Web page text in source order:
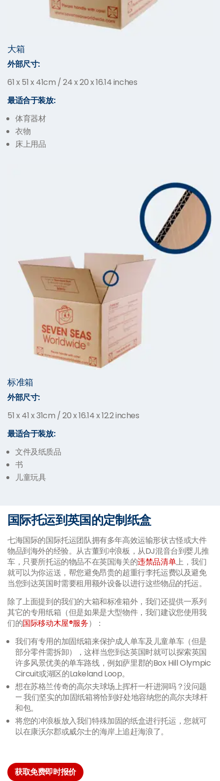
大箱
外部尺寸:
61 x 51 x 41cm / 24 x 20 x 16.14 inches
最适合于装放:
体育器材
衣物
床上用品
标准箱
外部尺寸:
51 x 41 x 31cm / 20 x 16.14 x 12.2 inches
最适合于装放:
文件及纸质品
书
儿童玩具
国际托运到英国的定制纸盒
七海国际的国际托运团队拥有多年高效运输形状古怪或大件
物品到海外的经验。从古董到冲浪板，从DJ混音台到婴儿推
车，只要所托运的物品不在英国海关的违禁品清单上，我们
就可以为你运送，帮您避免昂贵的超重行李托运费以及避免
当您到达英国时需要租用额外设备以进行这些物品的托运。
除了上面提到的我们的大箱和标准箱外，我们还提供一系列
其它的专用纸箱（但是如果是大型物件，我们建议您使用我
们的国际移动木屋®服务）：
我们有专用的加固纸箱来保护成人单车及儿童单车（但是
部分零件需拆卸），这样当您到达英国时就可以探索英国
许多风景优美的单车路线，例如萨里郡的Box Hill Olympic
Circuit或湖区的Lakeland Loop。
想在苏格兰传奇的高尔夫球场上挥杆一杆进洞吗？没问题
— 我们坚实的加固纸箱将恰到好处地容纳您的高尔夫球杆
和包。
将您的冲浪板放入我们特殊加固的纸盒进行托运，您就可
以在康沃尔郡或威尔士的海岸上追赶海浪了。
获取免费即时报价